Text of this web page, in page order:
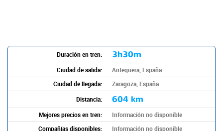
Duración en tren: 3h30m
Ciudad de salida:
Antequera, España
Ciudad de llegada:
Zaragoza, España
Distancia:
604 km
Mejores precios en tren:
Información no disponible
Compañías disponibles:
Información no disponible